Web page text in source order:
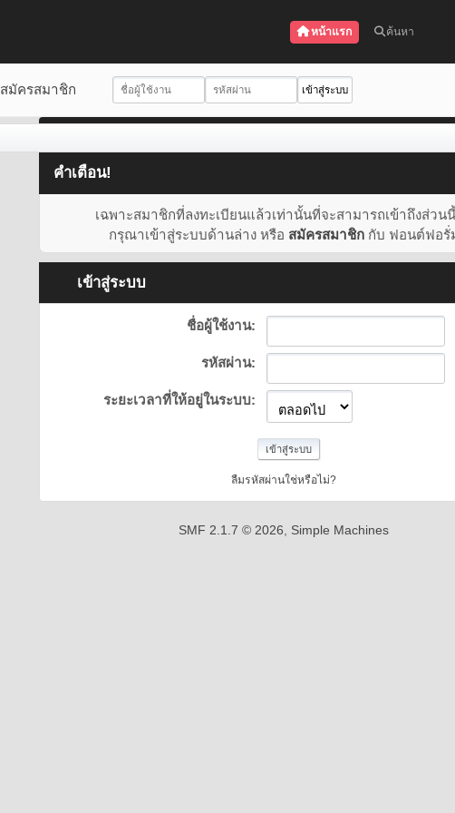
หน้าแรก ค้นหา
สมัครสมาชิก
คำเตือน!
เฉพาะสมาชิกที่ลงทะเบียนแล้วเท่านั้นที่จะสามารถเข้าถึงส่วน
กรุณาเข้าสู่ระบบด้านล่าง หรือ สมัครสมาชิกกับ ฟอนต์ฟอรั่
เข้าสู่ระบบ
ชื่อผู้ใช้งาน:
รหัสผ่าน:
ระยะเวลาที่ให้อยู่ในระบบ:
ลืมรหัสผ่านใช่หรือไม่?
SMF 2.1.7 © 2026, Simple Machines